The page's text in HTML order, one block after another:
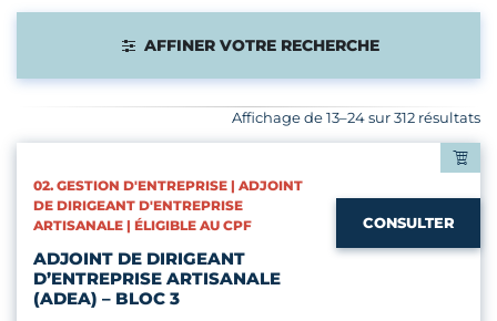
AFFINER VOTRE RECHERCHE
Affichage de 13–24 sur 312 résultats
CATÉGORIES :
02. GESTION D'ENTREPRISE | ADJOINT
DE DIRIGEANT D'ENTREPRISE
ARTISANALE | ÉLIGIBLE AU CPF
ADJOINT DE DIRIGEANT
D’ENTREPRISE ARTISANALE
(ADEA) – BLOC 3
CONSULTER